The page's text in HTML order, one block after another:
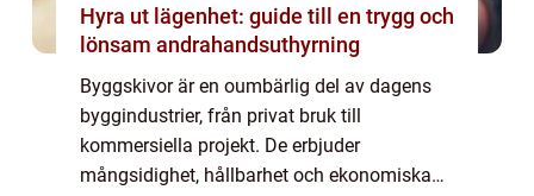
Hyra ut lägenhet: guide till en trygg och
lönsam andrahandsuthyrning
Byggskivor är en oumbärlig del av dagens
byggindustrier, från privat bruk till
kommersiella projekt. De erbjuder
mångsidighet, hållbarhet och ekonomiska